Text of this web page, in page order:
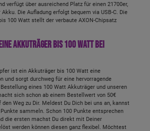
verfügt über ausreichend Platz für einen 21700er,
Die Aufladung erfolgt bequem via USB-C. Die
100 Watt stellt der verbaute AXON-Chipsatz
Akkuträger bis 100 Watt bei
ist ein Akkuträger bis 100 Watt eine
und sorgt durchweg für eine hervorragende
eines 100 Watt Akkuträger und unseren
sich schon ab einem Bestellwert von 50€
Weg zu Dir. Meldest Du Dich bei uns an, kannst
sammeln. Schon 100 Punkte entsprechen
die ersten machst Du direkt mit Deiner
werden können diesen ganz flexibel. Möchtest